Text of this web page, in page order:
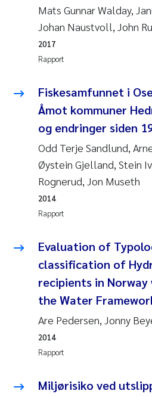
Liv Bente Skancke
Maeve McGovern
Heleen de Wit
Pierre Franqois Jaccard
Richard Garth James
Asle Økelsrud
Ashenafi Seifu Gragne
Vladyslava Hostyeva
Odd Arne Segtnan
Ana Margarida Pinto Costa
Espen Lund
Mats Gunnar Walday,
Johan Naustvoll, John
Rapport
2017
Fiskesamfunnet i
Åmot kommuner
og endringer siden
Odd Terje Sandlund,
Øystein Gjelland, Stein
Rognerud, Jon Museth
Rapport
2014
Evaluation of
classification of
recipients in
the Water
Are Pedersen, Jonny
Rapport
2014
Miljørisiko ved